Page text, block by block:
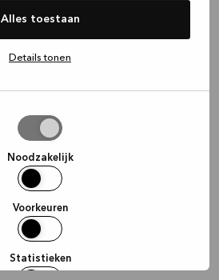
Alles toestaan
Details tonen
Noodzakelijk
Voorkeuren
Statistieken